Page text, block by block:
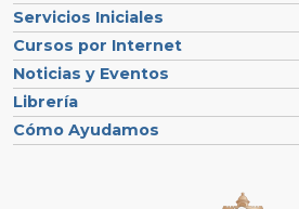
Servicios Iniciales
Cursos por Internet
Noticias y Eventos
Librería
Cómo Ayudamos